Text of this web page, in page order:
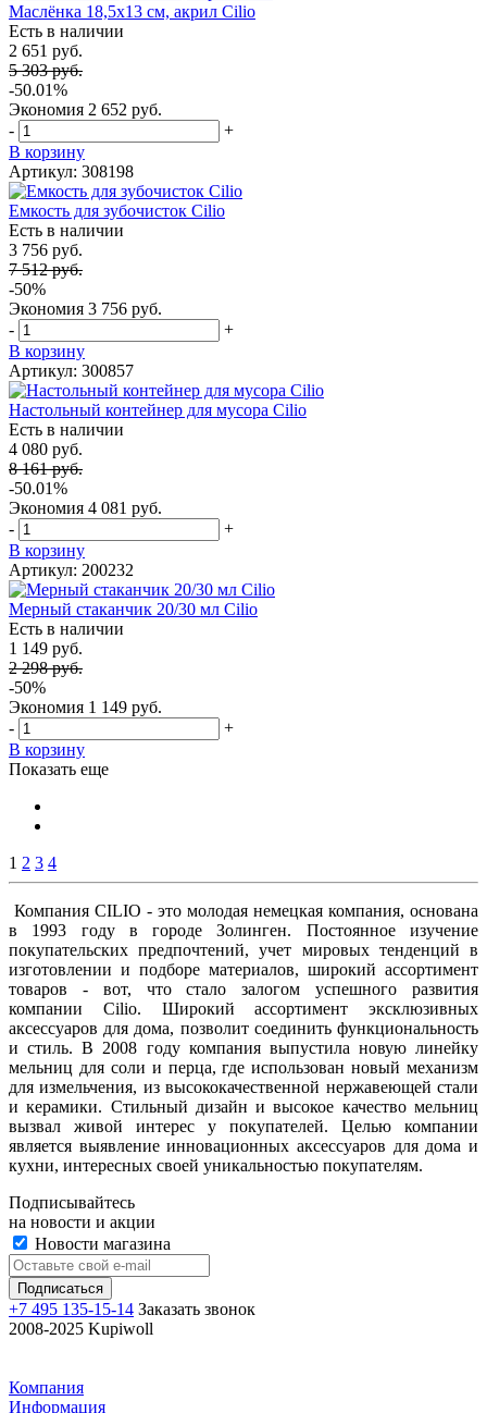
Маслёнка 18,5х13 см, акрил Cilio
Есть в наличии
2 651 руб.
5 303 руб.
-50.01%
Экономия 2 652 руб.
-
+
В корзину
Артикул: 308198
Емкость для зубочисток Cilio
Есть в наличии
3 756 руб.
7 512 руб.
-50%
Экономия 3 756 руб.
-
+
В корзину
Артикул: 300857
Настольный контейнер для мусора Cilio
Есть в наличии
4 080 руб.
8 161 руб.
-50.01%
Экономия 4 081 руб.
-
+
В корзину
Артикул: 200232
Мерный стаканчик 20/30 мл Cilio
Есть в наличии
1 149 руб.
2 298 руб.
-50%
Экономия 1 149 руб.
-
+
В корзину
Показать еще
1 2 3 4
Компания CILIO - это молодая немецкая компания, основана
в 1993 году в городе Золинген. Постоянное изучение
покупательских предпочтений, учет мировых тенденций в
изготовлении и подборе материалов, широкий ассортимент
товаров - вот, что стало залогом успешного развития
компании Cilio. Широкий ассортимент эксклюзивных
аксессуаров для дома, позволит соединить функциональность
и стиль. В 2008 году компания выпустила новую линейку
мельниц для соли и перца, где использован новый механизм
для измельчения, из высококачественной нержавеющей стали
и керамики. Стильный дизайн и высокое качество мельниц
вызвал живой интерес у покупателей. Целью компании
является выявление инновационных аксессуаров для дома и
кухни, интересных своей уникальностью покупателям.
Подписывайтесь
на новости и акции
Новости магазина
+7 495 135-15-14 Заказать звонок
2008-2025 Kupiwoll
Компания
Информация